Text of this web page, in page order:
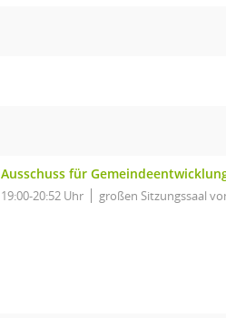
Ausschuss für
19:00-20:52 Uhr großen Sitzungssaal